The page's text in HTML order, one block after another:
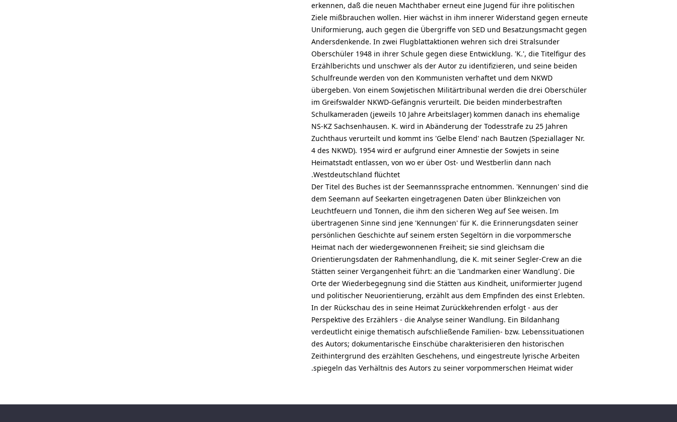
erkennen, daß die neuen Machthaber erneut eine Jugend für ihre politischen
Ziele mißbrauchen wollen. Hier wächst in ihm innerer Widerstand gegen erneute
Uniformierung, auch gegen die Übergriffe von SED und Besatzungsmacht gegen
Andersdenkende. In zwei Flugblattaktionen wehren sich drei Stralsunder
Oberschüler 1948 in ihrer Schule gegen diese Entwicklung. 'K.', die Titelfigur des
Erzählberichts und unschwer als der Autor zu identifizieren, und seine beiden
Schulfreunde werden von den Kommunisten verhaftet und dem NKWD
übergeben. Von einem Sowjetischen Militärtribunal werden die drei Oberschüler
im Greifswalder NKWD-Gefängnis verurteilt. Die beiden minderbestraften
Schulkameraden (jeweils 10 Jahre Arbeitslager) kommen danach ins ehemalige
NS-KZ Sachsenhausen. K. wird in Abänderung der Todesstrafe zu 25 Jahren
Zuchthaus verurteilt und kommt ins 'Gelbe Elend' nach Bautzen (Speziallager Nr.
4 des NKWD). 1954 wird er aufgrund einer Amnestie der Sowjets in seine
Heimatstadt entlassen, von wo er über Ost- und Westberlin dann nach
Westdeutschland flüchtet.
Der Titel des Buches ist der Seemannssprache entnommen. 'Kennungen' sind die
dem Seemann auf Seekarten eingetragenen Daten über Blinkzeichen von
Leuchtfeuern und Tonnen, die ihm den sicheren Weg auf See weisen. Im
übertragenen Sinne sind jene 'Kennungen' für K. die Erinnerungsdaten seiner
persönlichen Geschichte auf seinem ersten Segeltörn in die vorpommersche
Heimat nach der wiedergewonnenen Freiheit; sie sind gleichsam die
Orientierungsdaten der Rahmenhandlung, die K. mit seiner Segler-Crew an die
Stätten seiner Vergangenheit führt: an die 'Landmarken einer Wandlung'. Die
Orte der Wiederbegegnung sind die Stätten aus Kindheit, uniformierter Jugend
und politischer Neuorientierung, erzählt aus dem Empfinden des einst Erlebten.
In der Rückschau des in seine Heimat Zurückkehrenden erfolgt - aus der
Perspektive des Erzählers - die Analyse seiner Wandlung. Ein Bildanhang
verdeutlicht einige thematisch aufschließende Familien- bzw. Lebenssituationen
des Autors; dokumentarische Einschübe charakterisieren den historischen
Zeithintergrund des erzählten Geschehens, und eingestreute lyrische Arbeiten
spiegeln das Verhältnis des Autors zu seiner vorpommerschen Heimat wider.